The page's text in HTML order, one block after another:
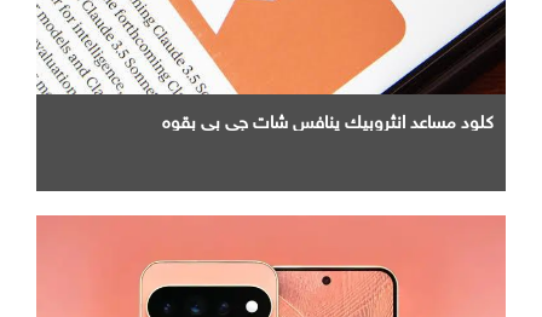
كلود مساعد انثروبيك ينافس شات جي بي بقوه